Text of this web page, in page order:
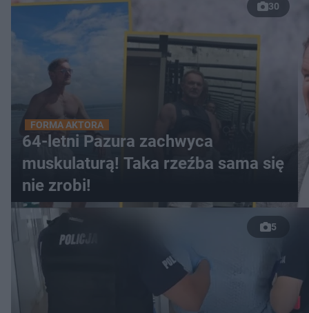
30
FORMA AKTORA
64-letni Pazura zachwyca
muskulaturą! Taka rzeźba sama się
nie zrobi!
5